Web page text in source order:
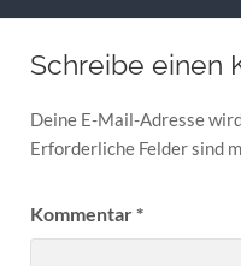
Schreibe einen
Deine E-Mail-Adresse
Erforderliche Felder sind
Kommentar*